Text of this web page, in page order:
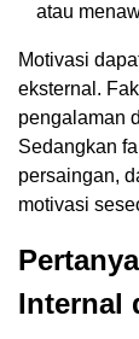
atau
Motivasi
eksternal.
pengalaman
Sedangkan
persaingan,
motivasi
Internal